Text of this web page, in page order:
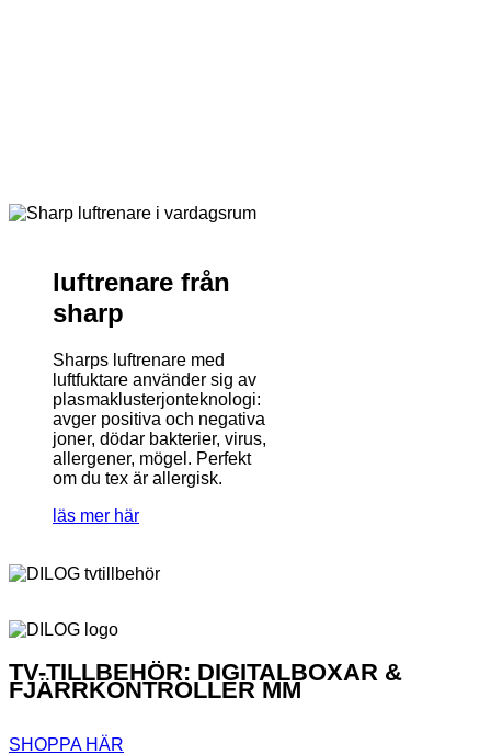
luftrenare från
sharp
Sharps luftrenare med
luftfuktare använder sig av
plasmaklusterjonteknologi:
avger positiva och negativa
joner, dödar bakterier, virus,
allergener, mögel. Perfekt
om du tex är allergisk.
läs mer här
TV-TILLBEHÖR: DIGITALBOXAR &
FJÄRRKONTROLLER MM
SHOPPA HÄR